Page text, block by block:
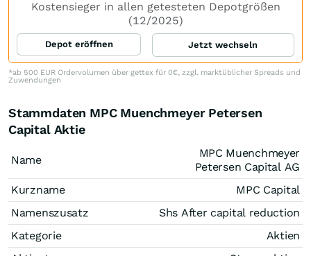
Kostensieger in allen getesteten Depotgrößen
(12/2025)
Depot eröffnen Jetzt wechseln
*ab 500 EUR Ordervolumen über gettex für 0€, zzgl. marktüblicher Spreads und
Zuwendungen
Stammdaten MPC Muenchmeyer Petersen
Capital Aktie
Name
MPC Muenchmeyer
Petersen Capital AG
Kurzname
MPC Capital
Namenszusatz
Shs After capital reduction
Kategorie
Aktien